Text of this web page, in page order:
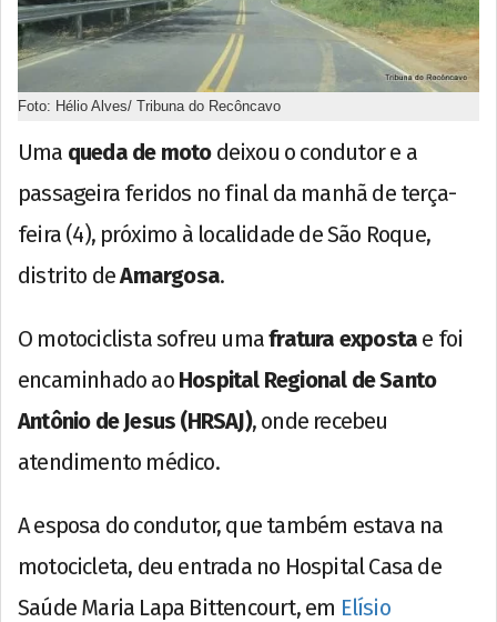
Foto: Hélio Alves/ Tribuna do Recôncavo
Uma queda de motodeixou o condutor e a
passageira feridos no final da manhã de terça-
feira (4), próximo à localidade de São Roque,
distrito deAmargosa.
O motociclista sofreu umafratura exposta e foi
encaminhado ao Hospital Regional de Santo
Antônio de Jesus (HRSAJ), onde recebeu
atendimento médico.
A esposa do condutor, que também estava na
motocicleta, deu entrada no Hospital Casa de
Saúde Maria Lapa Bittencourt, em Elísio